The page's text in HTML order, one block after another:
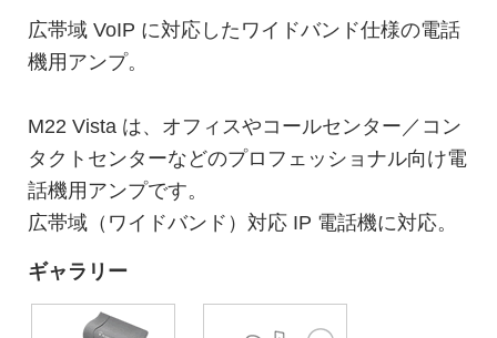
広帯域 VoIP に対応したワイドバンド仕様の電話
機用アンプ。
M22 Vista は、オフィスやコールセンター／コン
タクトセンターなどのプロフェッショナル向け電
話機用アンプです。
広帯域（ワイドバンド）対応 IP 電話機に対応。
ギャラリー